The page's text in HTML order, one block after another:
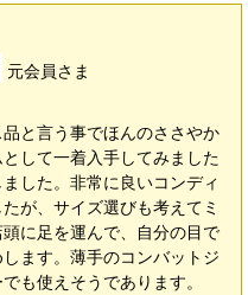
元会員さま
と言う事でほんのささやか
して一着入手してみました
した。非常に良いコンディ
が、サイズ選びも考えてミ
に足を運んで、自分の目で
ます。薄手のコンバットジ
も使えそうであります。